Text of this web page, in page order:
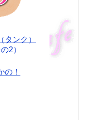
ンク）
2）
の！